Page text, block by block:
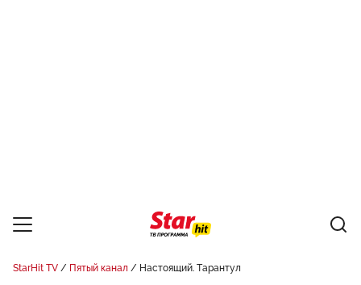
StarHit TV Пятый канал Настоящий. Тарантул